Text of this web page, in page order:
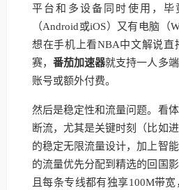
平台和多设备同时使用，
（Android或iOS）又有电脑（
想在手机上看NBA中文解说直
赛，番茄加速器就支持一人多
账号或额外付费。
然后是稳定性和流量问题。看
断流，尤其是关键时刻（比如进
的稳定无限流量设计，加上智
的流量优先分配到精选的回国
且每条专线都有独享100M带宽